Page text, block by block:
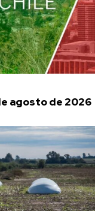
agosto de 2026